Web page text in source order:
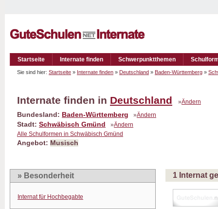
Startseite Internate finden Schwerpunktthemen
Sie sind hier: Startseite » Internate finden » Deutschland » Baden-Württemberg »
Internate finden in Deutschland »Ändern
Bundesland: Baden-Württemberg »Ändern
Stadt: Schwäbisch Gmünd »Ändern
Alle Schulformen in Schwäbisch Gmünd
Angebot: Musisch
» Besonderheit
Internat für Hochbegabte
1 Internat